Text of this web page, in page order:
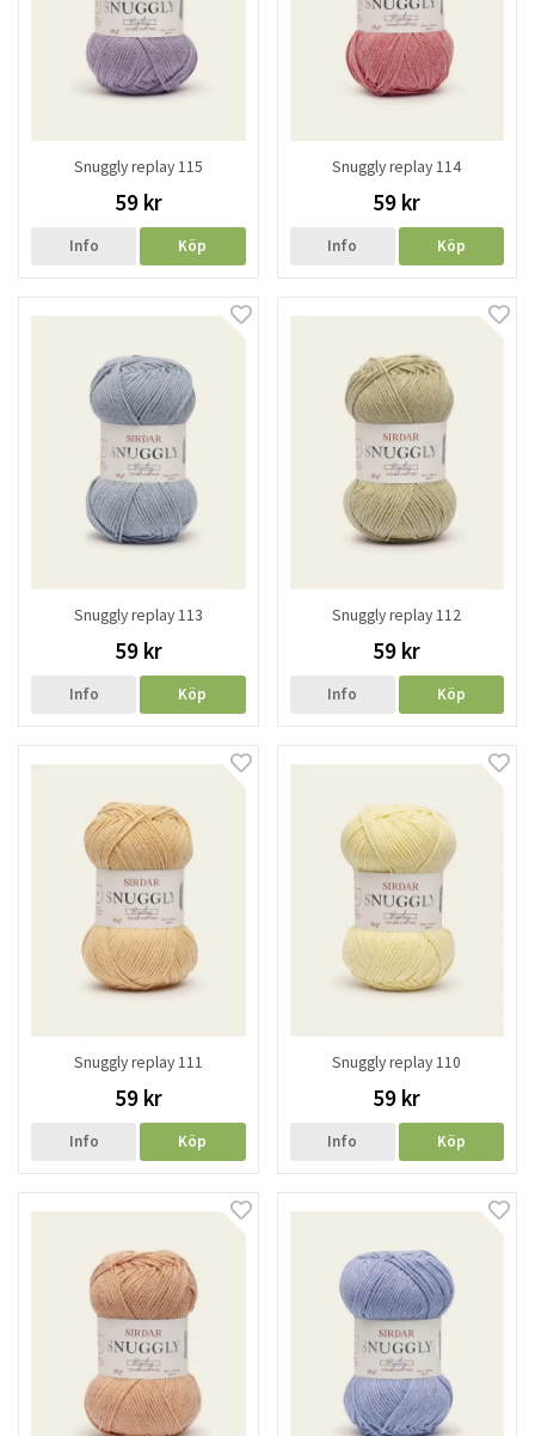
Snuggly replay 115
59 kr
Info Köp
Snuggly replay 114
59 kr
Info Köp
Snuggly replay 113
59 kr
Info Köp
Snuggly replay 112
59 kr
Info Köp
Snuggly replay 111
59 kr
Info Köp
Snuggly replay 110
59 kr
Info Köp